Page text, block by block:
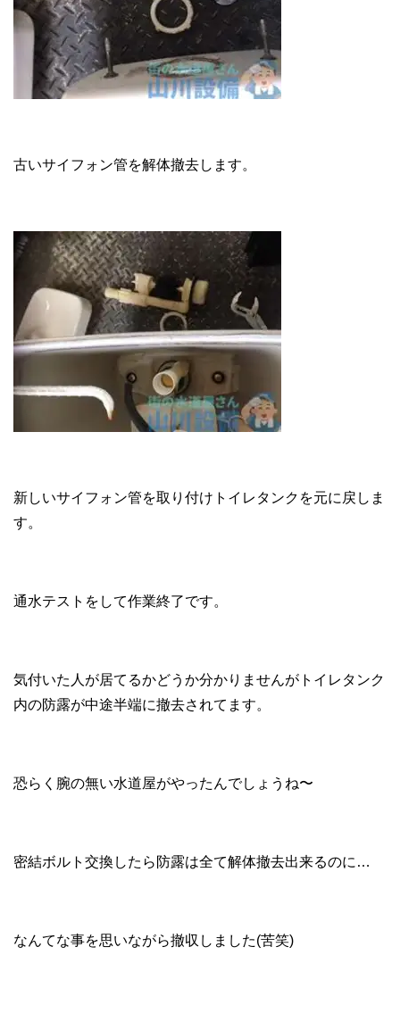
古いサイフォン管を解体撤去します。
新しいサイフォン管を取り付けトイレタンクを元に戻しま
す。
通水テストをして作業終了です。
気付いた人が居てるかどうか分かりませんがトイレタンク
内の防露が中途半端に撤去されてます。
恐らく腕の無い水道屋がやったんでしょうね〜
密結ボルト交換したら防露は全て解体撤去出来るのに…
なんてな事を思いながら撤収しました(苦笑)